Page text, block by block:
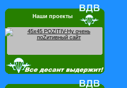
Наши проекты